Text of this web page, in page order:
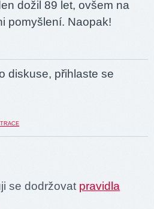
dožil 89 let, ovšem na
pomyšlení. Naopak!
diskuse, přihlaste se
se dodržovat pravidla